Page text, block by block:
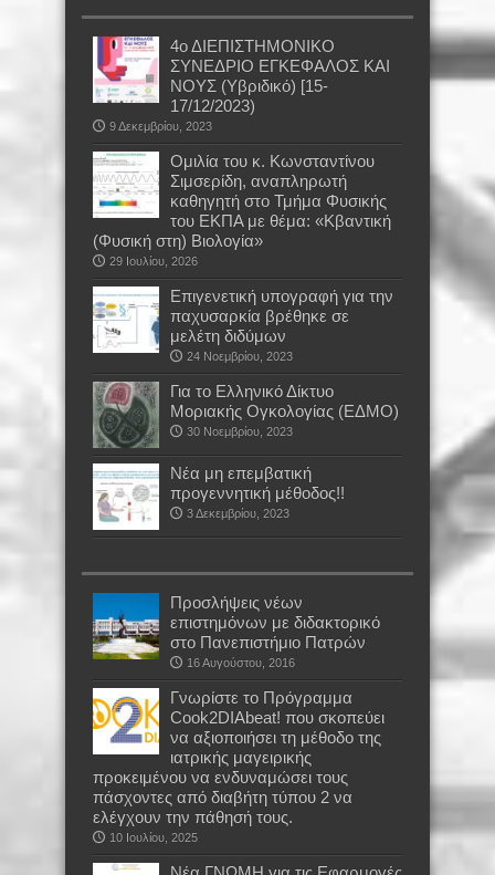
4ο ΔΙΕΠΙΣΤΗΜΟΝΙΚΟ
ΣΥΝΕΔΡΙΟ ΕΓΚΕΦΑΛΟΣ ΚΑΙ
ΝΟΥΣ (Υβριδικό) [15-
17/12/2023)
9 Δεκεμβρίου, 2023
Oμιλία του κ. Κωνσταντίνου
Σιμσερίδη, αναπληρωτή
καθηγητή στο Τμήμα Φυσικής
του ΕΚΠΑ με θέμα: «Κβαντική
(Φυσική στη) Βιολογία»
29 Ιουλίου, 2026
Επιγενετική υπογραφή για την
παχυσαρκία βρέθηκε σε
μελέτη διδύμων
24 Νοεμβρίου, 2023
Για το Ελληνικό Δίκτυο
Μοριακής Ογκολογίας (ΕΔΜΟ)
30 Νοεμβρίου, 2023
Νέα μη επεμβατική
προγεννητική μέθοδος!!
3 Δεκεμβρίου, 2023
Προσλήψεις νέων
επιστημόνων με διδακτορικό
στο Πανεπιστήμιο Πατρών
16 Αυγούστου, 2016
Γνωρίστε το Πρόγραμμα
Cook2DIAbeat! που σκοπεύει
να αξιοποιήσει τη μέθοδο της
ιατρικής μαγειρικής
προκειμένου να ενδυναμώσει τους
πάσχοντες από διαβήτη τύπου 2 να
ελέγχουν την πάθησή τους.
10 Ιουλίου, 2025